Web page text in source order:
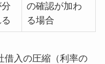
の確認が加わ
る場合
入の圧縮（利率の